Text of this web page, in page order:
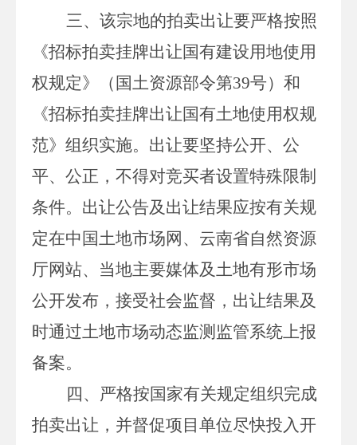
三、该宗地的拍卖出让要严格按照
《招标拍卖挂牌出让国有建设用地使用
权规定》（国土资源部令第39号）和
《招标拍卖挂牌出让国有土地使用权规
范》组织实施。 出让要坚持公开、公
平、公正，不得对竞买者设置特殊限制
条件。出让公告及出让结果应按有关规
定在中国土地市场网、云南省自然资源
厅网站、当地主要媒体及土地有形市场
公开发布，接受社会监督，出让结果及
时通过土地市场动态监测监管系统上报
备案。
四、严格按国家有关规定组织完成
拍卖出让 ，并督促项目单位尽快投入开